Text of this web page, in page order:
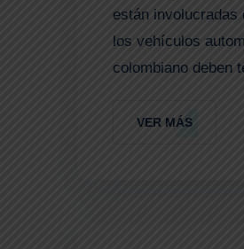
están involucradas
los vehículos
colombiano deben
VER MÁS